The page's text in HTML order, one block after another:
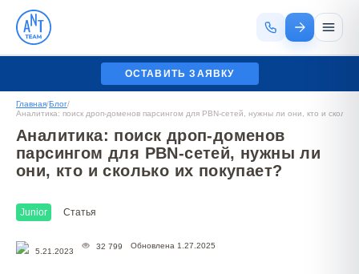
ОСТАВИТЬ ЗАЯВКУ
Главная/Блог/
Аналитика: поиск дроп-доменов парсингом для PBN-сетей, нужны ли они, кто и сколько
Аналитика: поиск дроп-доменов
парсингом для PBN-сетей, нужны ли
они, кто и сколько их покупает?
Junior Статья
5.21.2023
32 799 Обновлена 1.27.2025